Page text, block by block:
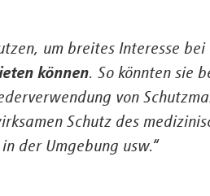
um breites Interesse
können. So könnten sie
von
Schutz des
der Umgebung usw.“